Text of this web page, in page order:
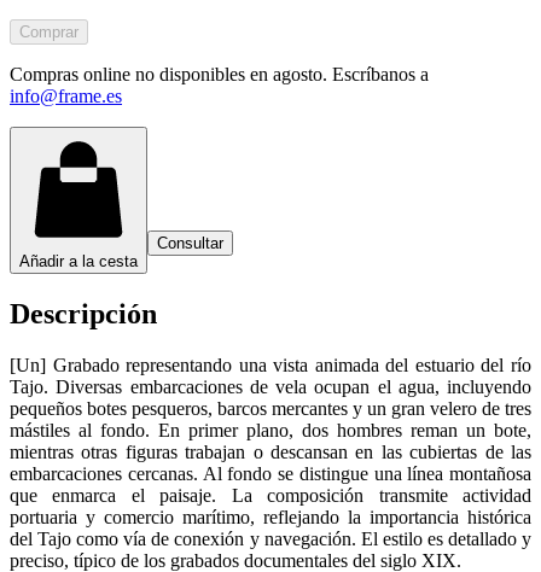
Comprar
Compras online no disponibles en agosto. Escríbanos a
info@frame.es
Añadir a la cesta
Consultar
Descripción
[Un] Grabado representando una vista animada del estuario del río
Tajo. Diversas embarcaciones de vela ocupan el agua, incluyendo
pequeños botes pesqueros, barcos mercantes y un gran velero de tres
mástiles al fondo. En primer plano, dos hombres reman un bote,
mientras otras figuras trabajan o descansan en las cubiertas de las
embarcaciones cercanas. Al fondo se distingue una línea montañosa
que enmarca el paisaje. La composición transmite actividad
portuaria y comercio marítimo, reflejando la importancia histórica
del Tajo como vía de conexión y navegación. El estilo es detallado y
preciso, típico de los grabados documentales del siglo XIX.